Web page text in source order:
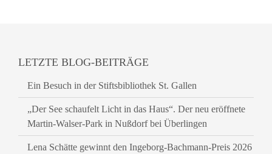
LETZTE BLOG-BEITRÄGE
Ein Besuch in der Stiftsbibliothek St. Gallen
„Der See schaufelt Licht in das Haus“. Der neu eröffnete
Martin-Walser-Park in Nußdorf bei Überlingen
Lena Schätte gewinnt den Ingeborg-Bachmann-Preis 2026